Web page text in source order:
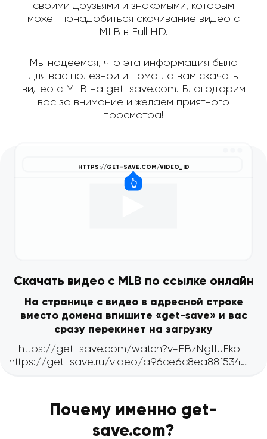
своими друзьями и знакомыми, которым
может понадобиться скачивание видео с
MLB в Full HD.
Мы надеемся, что эта информация была
для вас полезной и помогла вам скачать
видео с MLB на get-save.com. Благодарим
вас за внимание и желаем приятного
просмотра!
Скачать видео с MLB по ссылке онлайн
На странице с видео в адресной строке
вместо домена впишите «get-save» и вас
сразу перекинет на загрузку
Почему именно get-
save.com?